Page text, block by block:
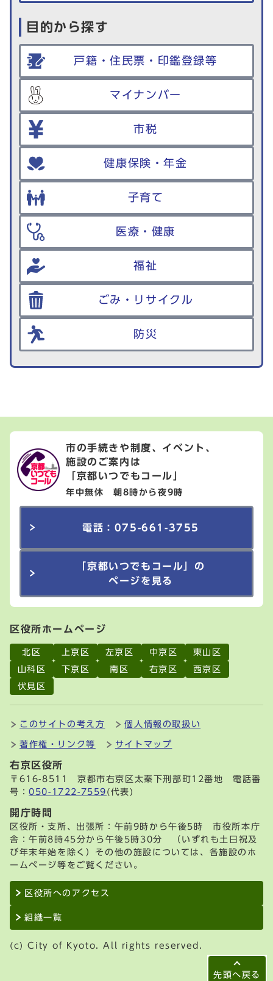
目的から探す
戸籍・住民票・印鑑登録等
マイナンバー
市税
健康保険・年金
子育て
医療・健康
福祉
ごみ・リサイクル
防災
先頭へ戻る
市の手続きや制度、イベント、
施設のご案内は
「京都いつでもコール」
年中無休 朝8時から夜9時
電話：075-661-3755
「京都いつでもコール」の
ページを見る
区役所ホームページ
北区 上京区 左京区 中京区
東山区
山科区
下京区 南区 右京区
西京区
伏見区
このサイトの考え方 個人情報の取扱い
著作権・リンク等 サイトマップ
右京区役所
〒616-8511 京都市右京区太秦下刑部町12番地 電話番
号：050-1722-7559 (代表)
開庁時間
区役所・支所、出張所：午前9時から午後5時 市役所本庁
舎：午前8時45分から午後5時30分 （いずれも土日祝及
び年末年始を除く）その他の施設については、各施設のホ
ームページ等をご覧ください。
区役所へのアクセス
組織一覧
(c) City of Kyoto. All rights reserved.